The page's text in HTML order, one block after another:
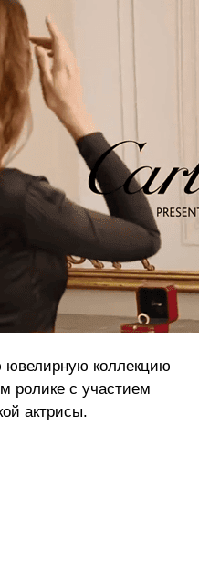
ювелирную коллекцию
ролике с участием
актрисы.